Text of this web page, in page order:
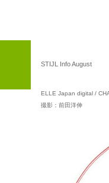
STIJL Info August
ELLE Japan digital /
撮影：前田洋伸